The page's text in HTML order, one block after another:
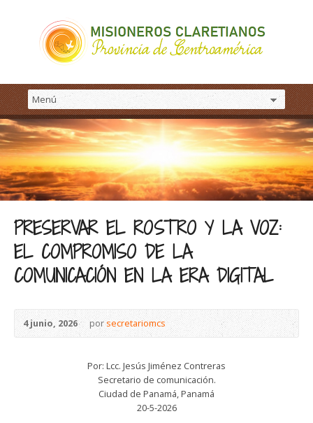
PRESERVAR EL ROSTRO Y LA VOZ:
EL COMPROMISO DE LA
COMUNICACIÓN EN LA ERA DIGITAL
4 junio, 2026 porsecretariomcs
Por: Lcc. Jesús Jiménez Contreras
Secretario de comunicación.
Ciudad de Panamá, Panamá
20-5-2026